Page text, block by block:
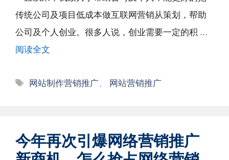
传统公司及项目低成本做互联网营销从策划，帮助
公司及个人创业。很多人说，创业需要一定的积 …
阅读全文
标
网站制作营销推广 网站营销推广
今年再次引爆网络营销推广